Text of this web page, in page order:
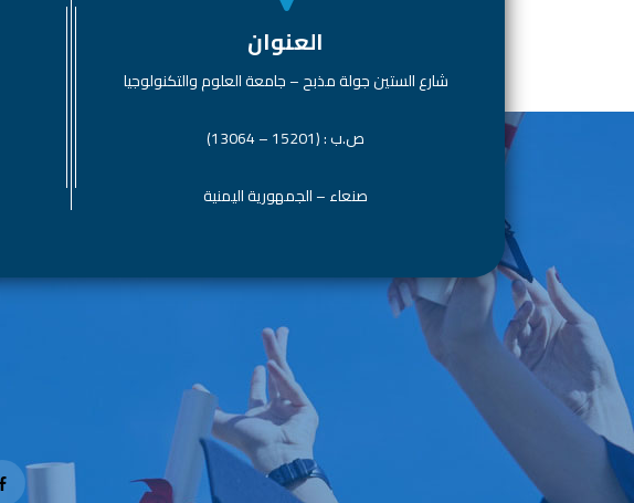
العنوان
شارع الستين جولة مذبح – جامعة العلوم والتكنولوجيا
ص.ب : (15201 – 13064)
صنعاء – الجمهورية اليمنية